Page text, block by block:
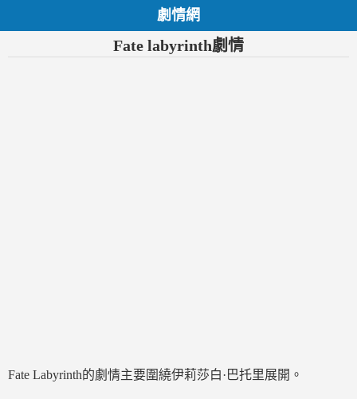
劇情網
Fate labyrinth劇情
Fate Labyrinth的劇情主要圍繞伊莉莎白·巴托里展開。